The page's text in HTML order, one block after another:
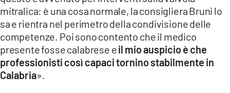
mitralica: è una cosa normale, la consigliera Bruni lo
sa e rientra nel perimetro della condivisione delle
competenze. Poi sono contento che il medico
presente fosse calabrese eil mio auspicio è che
professionisti così capaci tornino stabilmente in
Calabria».